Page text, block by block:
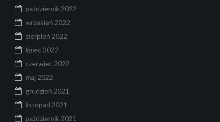
październik 2022
wrzesień 2022
sierpień 2022
lipiec 2022
czerwiec 2022
maj 2022
grudzień 2021
listopad 2021
październik 2021